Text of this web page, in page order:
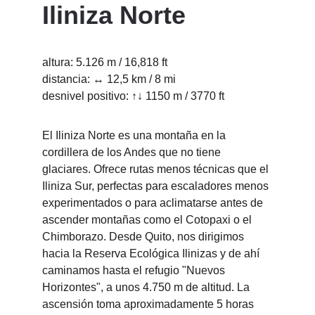
Iliniza Norte
altura: 5.126 m / 16,818 ft
distancia: ↔ 12,5 km / 8 mi
desnivel positivo: ↑↓ 1150 m / 3770 ft
El Iliniza Norte es una montaña en la
cordillera de los Andes que no tiene
glaciares. Ofrece rutas menos técnicas que el
Iliniza Sur, perfectas para escaladores menos
experimentados o para aclimatarse antes de
ascender montañas como el Cotopaxi o el
Chimborazo. Desde Quito, nos dirigimos
hacia la Reserva Ecológica Ilinizas y de ahí
caminamos hasta el refugio "Nuevos
Horizontes", a unos 4.750 m de altitud. La
ascensión toma aproximadamente 5 horas